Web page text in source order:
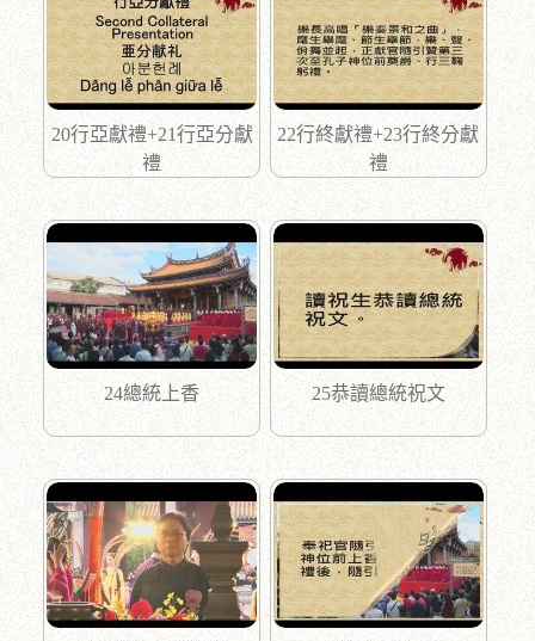
20行亞獻禮+21行亞分獻
禮
22行終獻禮+23行終分獻
禮
24總統上香 25恭讀總統祝文